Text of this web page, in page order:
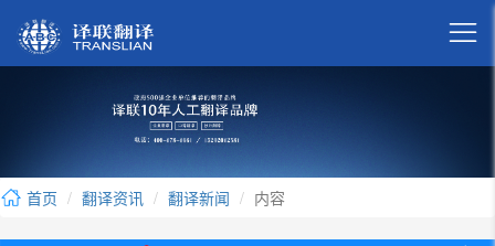

首页 翻译资讯 翻译新闻 内容